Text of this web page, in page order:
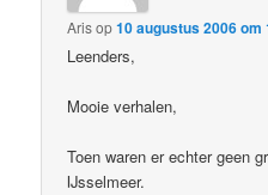
Arisop10 augustus 2006 om
Leenders,
Mooie verhalen,
Toen waren er echter geen
IJsselmeer.